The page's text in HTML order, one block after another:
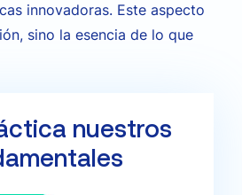
innovadoras. Este aspecto
sino la esencia de lo que
nuestros